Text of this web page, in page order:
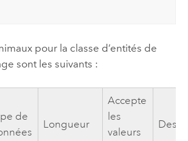
pour la classe d’entités de
sont les suivants :
de
Longueur
Accepte
les
valeurs